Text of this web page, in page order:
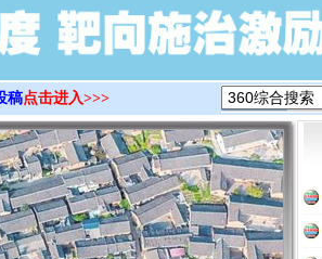
稿点击进入>>>